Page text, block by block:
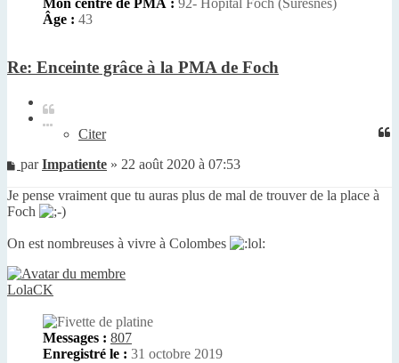
Âge : 43
Re: Enceinte grâce à la PMA de Foch
Citer
Message
lu
parImpatiente » 22 août 2020 à 07:53
Je pense vraiment que tu auras plus de mal de trouver de la place à
Foch
On est nombreuses à vivre à Colombes
LolaCK
Messages : 807
Enregistré le : 31 octobre 2019